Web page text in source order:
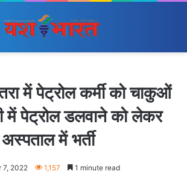
में पेट्रोल कर्मी को चाकुओं
में पेट्रोल डलवाने को लेकर
में भर्ती
7, 2022 1,157 1 minute read